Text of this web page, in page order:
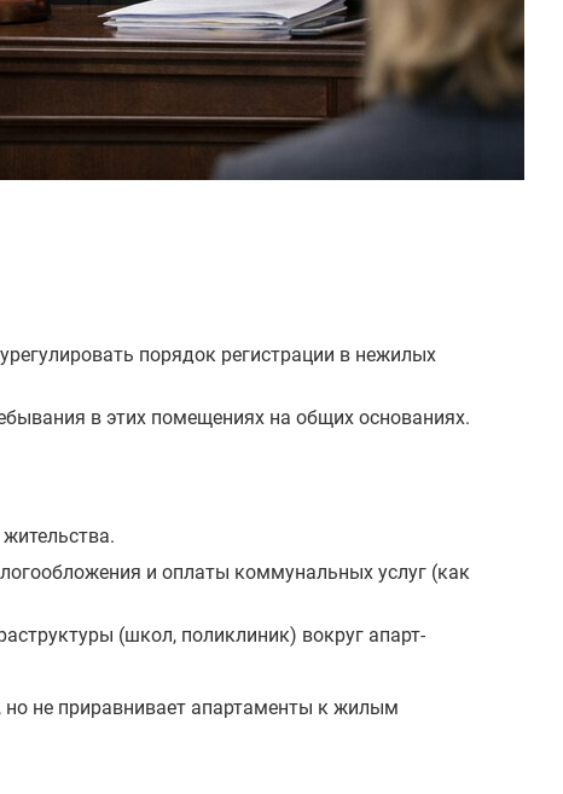
порядок регистрации в нежилых
в этих помещениях на общих основаниях.
и оплаты коммунальных услуг (как
(школ, поликлиник) вокруг апарт-
но не приравнивает апартаменты к жилым